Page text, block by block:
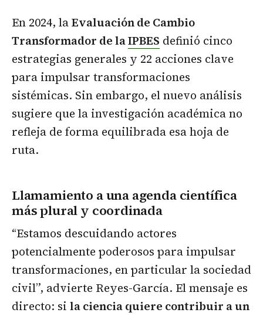
En 2024, laEvaluación de Cambio
Transformador de laIPBES definió cinco
estrategias generales y 22 acciones clave
para impulsar transformaciones
sistémicas. Sin embargo, el nuevo análisis
sugiere que la investigación académica no
refleja de forma equilibrada esa hoja de
ruta.
Llamamiento a una agenda científica
más plural y coordinada
“Estamos descuidando actores
potencialmente poderosos para impulsar
transformaciones, en particular la sociedad
civil”, advierte Reyes-García. El mensaje es
directo: si la ciencia quiere contribuir a un